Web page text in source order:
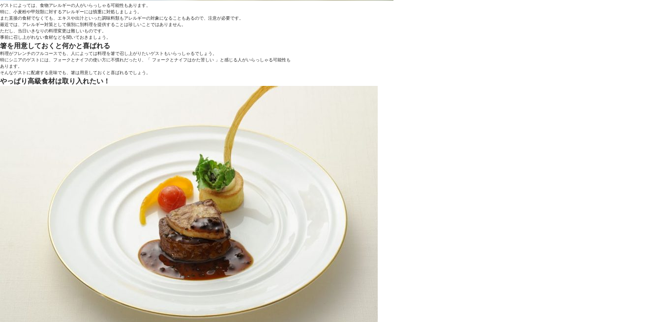
ゲストによっては、食物アレルギーの人がいらっしゃる可能性もあります。
特に、小麦粉や甲殻類に対するアレルギーには慎重に対処しましょう。
また直接の食材でなくても、エキスや出汁といった調味料類もアレルギーの対象になることもあるので、注意が必要です。
最近では、アレルギー対策として個別に別料理を提供することは珍しいことではありません。
ただし、当日いきなりの料理変更は難しいものです。
事前に召し上がれない食材などを聞いておきましょう。
箸を用意しておくと何かと喜ばれる
料理がフレンチのフルコースでも、人によっては料理を箸で召し上がりたいゲストもいらっしゃるでしょう。
特にシニアのゲストには、フォークとナイフの使い方に不慣れだったり、「 フォークとナイフはかた苦しい 」と感じる人がいらっしゃる可能性も
あります。
そんなゲストに配慮する意味でも、箸は用意しておくと喜ばれるでしょう。
やっぱり高級食材は取り入れたい！